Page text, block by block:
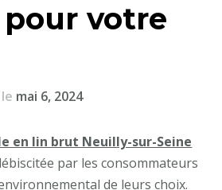
votre
mai 6, 2024
en lin brut Neuilly-sur-Seine
par les consommateurs
de leurs choix.